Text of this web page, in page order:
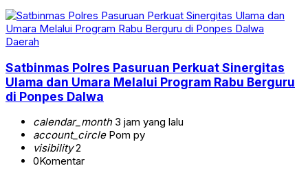
Daerah
Satbinmas Polres Pasuruan Perkuat Sinergitas
Ulama dan Umara Melalui Program Rabu Berguru
di Ponpes Dalwa
calendar_month3 jam yang lalu
account_circlePom py
visibility2
0Komentar